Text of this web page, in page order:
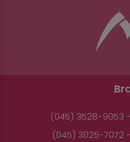
(045) 3528-9053
(045) 3025-7072